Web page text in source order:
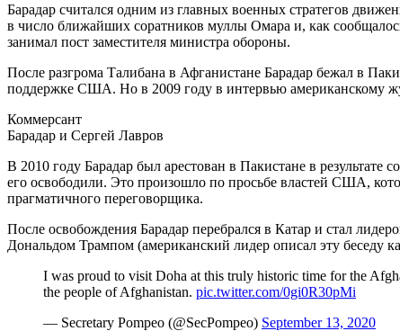
Барадар считался одним из главных военных стратегов
в число ближайших соратников муллы Омара и, как
занимал пост заместителя министра обороны.
После разгрома Талибана в Афганистане Барадар бежал в
поддержке США. Но в 2009 году в интервью американскому
Коммерсант
Барадар и Сергей Лавров
В 2010 году Барадар был арестован в Пакистане в
его освободили. Это произошло по просьбе властей США,
прагматичного переговорщика.
После освобождения Барадар перебрался в Катар и стал
Дональдом Трампом (американский лидер описал эту беседу
I was proud to visit Doha at this truly historic time for the
the people of Afghanistan. pic.twitter.com/0gi0R30pMi
— Secretary Pompeo (@SecPompeo) September 13, 2020